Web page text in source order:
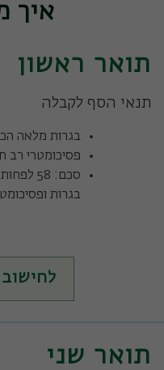
איך
תואר ראשון
תנאי הסף לקבלה
בגרות מלאה הכוללת
פסיכומטרי רב תחומי בציון
סכם:
בגרות
לחישוב
תואר שני